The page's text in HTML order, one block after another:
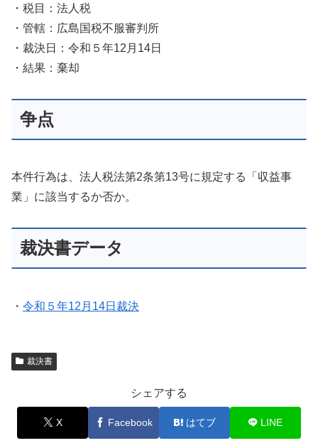
・税目：法人税
・管轄：広島国税不服審判所
・裁決日：令和５年12月14日
・結果：棄却
争点
本件行為は、法人税法第2条第13号に規定する「収益事
業」に該当するか否か。
裁決書データ
・ 令和５年12月14日裁決
裁決書
シェアする
X Facebook はてブ LINE